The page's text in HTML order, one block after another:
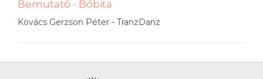
Bemutató - Bóbita
Kovács Gerzson Péter - TranzDanz